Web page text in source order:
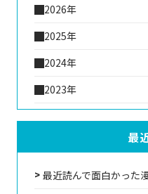
2026年
2025年
2024年
2023年
最
最近読んで面白かった